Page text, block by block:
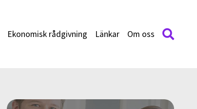
Ekonomisk rådgivning Länkar Om oss